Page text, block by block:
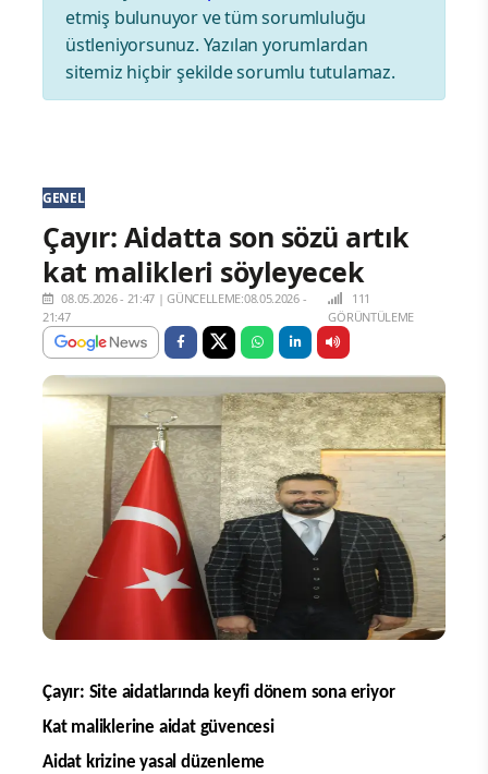
etmiş bulunuyor ve tüm sorumluluğu
üstleniyorsunuz. Yazılan yorumlardan
sitemiz hiçbir şekilde sorumlu tutulamaz.
GENEL
Çayır: Aidatta son sözü artık
kat malikleri söyleyecek
08.05.2026 - 21:47 |GÜNCELLEME:08.05.2026 -
21:47
111
GÖRÜNTÜLEME
Çayır: Site aidatlarında keyfi dönem sona eriyor
Kat maliklerine aidat güvencesi
Aidat krizine yasal düzenleme